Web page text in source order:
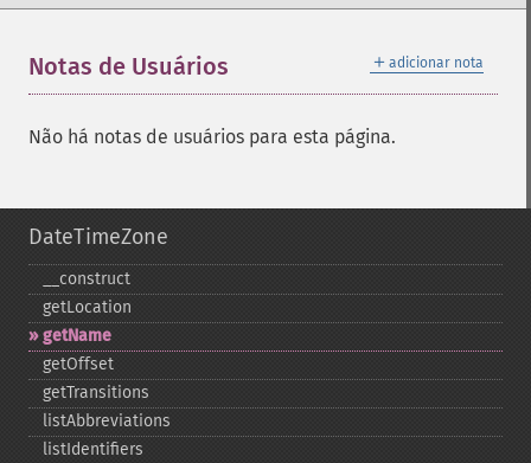
＋ adicionar nota
Notas de Usuários
Não há notas de usuários para esta página.
DateTimeZone
_​_​construct
getLocation
getName
getOffset
getTransitions
listAbbreviations
listIdentifiers